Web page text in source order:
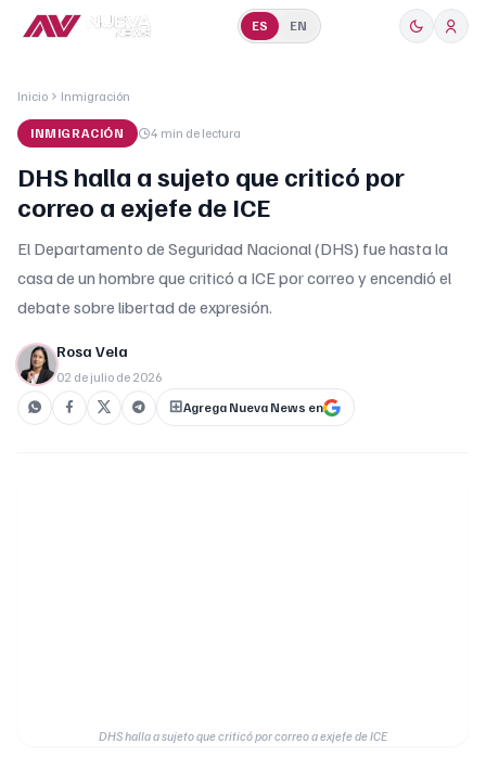
ES EN
Inicio Inmigración
INMIGRACIÓN 4 min de lectura
DHS halla a sujeto que criticó por
correo a exjefe de ICE
El Departamento de Seguridad Nacional (DHS) fue hasta la
casa de un hombre que criticó a ICE por correo y encendió el
debate sobre libertad de expresión.
Rosa Vela
02 de julio de 2026
Agrega Nueva News en
DHS halla a sujeto que criticó por correo a exjefe de ICE